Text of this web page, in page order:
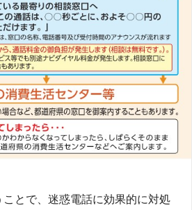
とで、迷惑電話に効果的に対処